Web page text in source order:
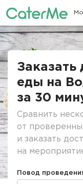
Строка
Заказать
еды на
за 30
Сравнить
от
и заказать
на
Повод